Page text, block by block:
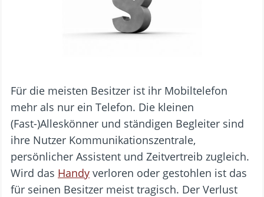
Für die meisten Besitzer ist ihr Mobiltelefon
mehr als nur ein Telefon. Die kleinen
(Fast-)Alleskönner und ständigen Begleiter sind
ihre Nutzer Kommunikationszentrale,
persönlicher Assistent und Zeitvertreib zugleich.
Wird das Handy verloren oder gestohlen ist das
für seinen Besitzer meist tragisch. Der Verlust